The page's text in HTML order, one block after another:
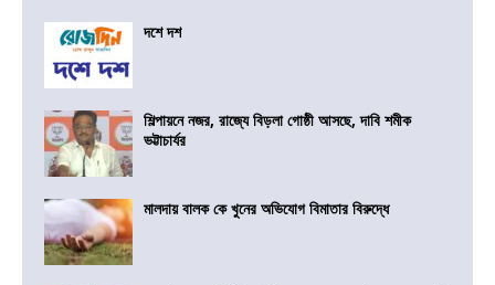
দশে দশ
শিল্পায়নে নজর, রাজ্যে বিড়লা গোষ্ঠী আসছে, দাবি শমীক
ভট্টাচার্যর
মালদায় বালক কে খুনের অভিযোগ বিমাতার বিরুদ্ধে